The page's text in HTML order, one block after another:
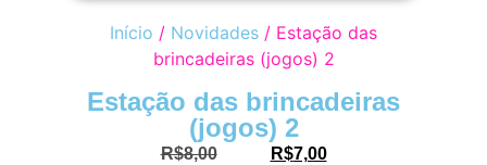
Início / Novidades / Estação das
brincadeiras (jogos) 2
Estação das brincadeiras
(jogos) 2
R$8,00 R$7,00